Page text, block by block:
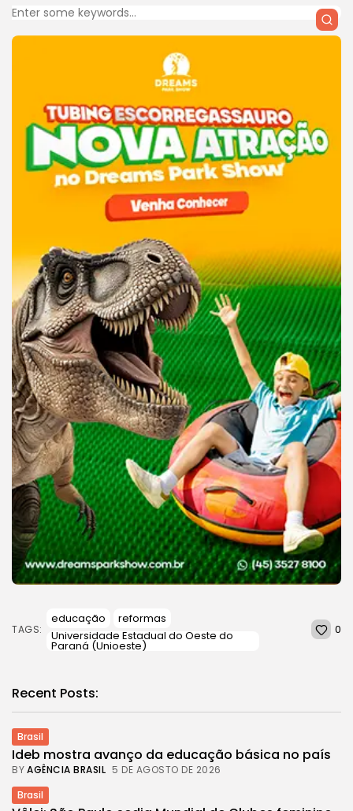
TAGS:
educação
reformas
Universidade Estadual do Oeste do
Paraná (Unioeste)
0
Recent Posts:
Brasil
Ideb mostra avanço da educação básica no país
BYAGÊNCIA BRASIL 5 DE AGOSTO DE 2026
Brasil